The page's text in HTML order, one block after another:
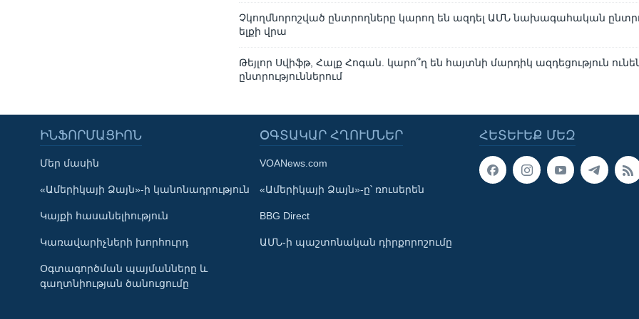
Learning English
ՀԵՏԵՒԵՔ ՄԵԶ
Լեզուներ
Չկողմնորոշված ընտրողները կարող են ազդել ԱՄՆ նախագահական
ելքի վրա
Թեյլոր Սվիֆթ, Հալք Հոգան. կարո՞ղ են հայտնի մարդիկ ազդեցություն
ընտրություններում
ՀԵՏԵՒԵՔ ՄԵԶ
ԻՆՖՈՐՄԱՑԻՈՆ
Մեր մասին
«Ամերիկայի Ձայն»-ի կանոնադրություն
Կայքի հասանելիություն
Կառավարիչների խորհուրդ
Օգտագործման պայմանները և
գաղտնիության ծանուցումը
ՕԳՏԱԿԱՐ ՀՂՈՒՄՆԵՐ
VOANews.com
«Ամերիկայի Ձայն»-ը՝ ռուսերեն
BBG Direct
ԱՄՆ-ի պաշտոնական դիրքորոշումը